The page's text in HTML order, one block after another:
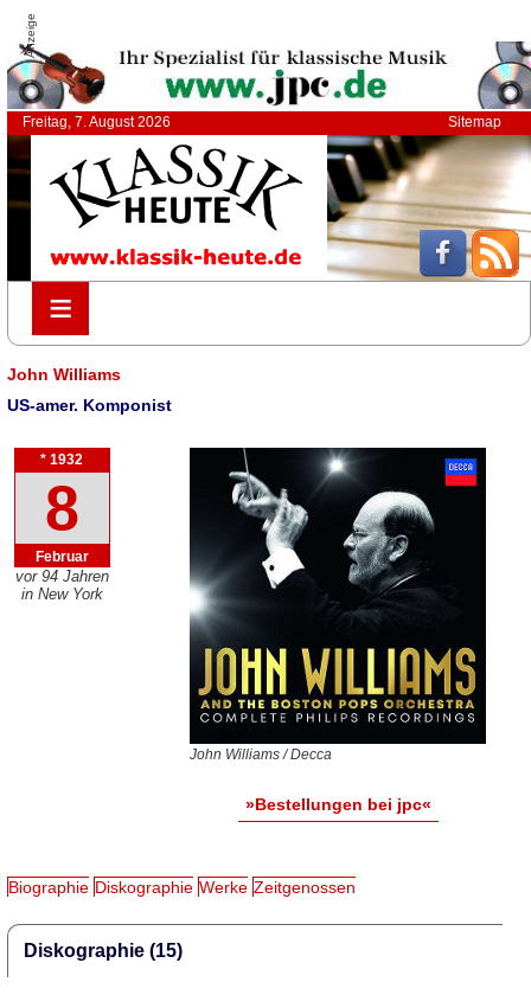
Anzeige
Freitag, 7. August 2026 Sitemap
≡
≡
John Williams
US-amer. Komponist
* 1932
8
Februar
vor 94 Jahren
in New York
John Williams / Decca
»Bestellungen bei jpc«
Biographie Diskographie Werke Zeitgenossen
Diskographie (15)